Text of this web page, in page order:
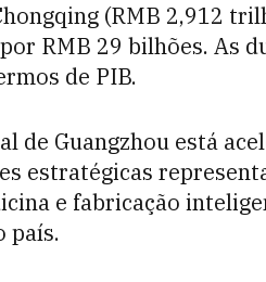
(RMB 2,912
RMB 29 bilhões. As
de PIB.
Guangzhou está
estratégicas
e fabricação
país.